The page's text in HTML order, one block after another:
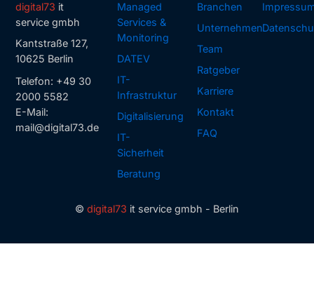
digital73 it
service gmbh
Kantstraße 127,
10625 Berlin
Telefon: +49 30
2000 5582
E-Mail:
mail@digital73.de
Managed
Services &
Monitoring
DATEV
IT-
Infrastruktur
Digitalisierung
IT-
Sicherheit
Beratung
Branchen
Unternehmen
Team
Ratgeber
Karriere
Kontakt
FAQ
© digital73 it service gmbh - Berlin